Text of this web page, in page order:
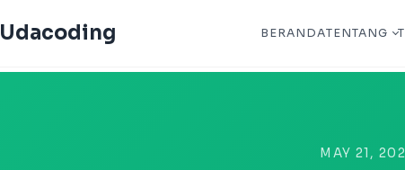
Udacoding BERANDATENTANG
MAY 21,